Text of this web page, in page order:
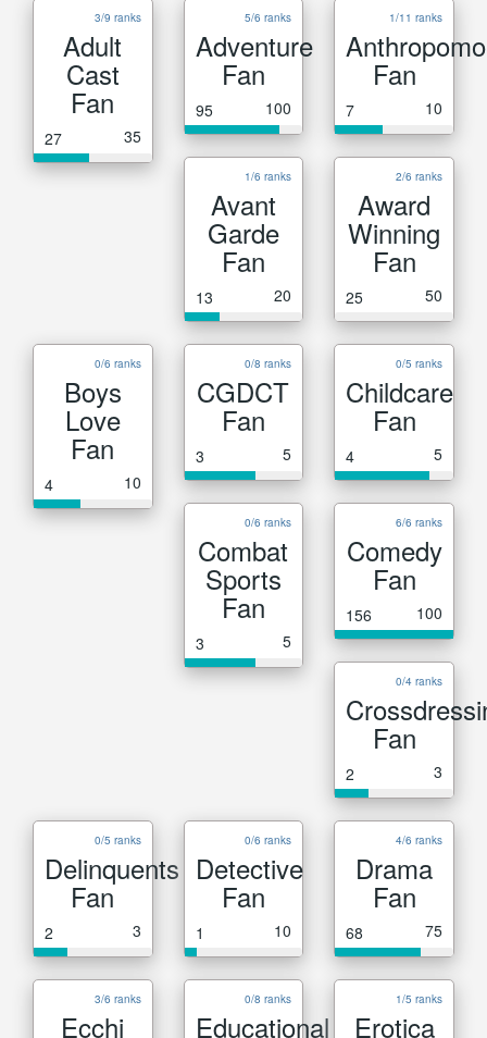
3/9 ranks
Adult
Cast
Fan
27 35
5/6 ranks
Adventure
Fan
95 100
1/11 ranks
Fan
7 10
1/6 ranks
Avant
Garde
Fan
13 20
2/6 ranks
Award
Winning
Fan
25 50
0/6 ranks
Boys
Love
Fan
4 10
0/8 ranks
CGDCT
Fan
3 5
0/5 ranks
Childcare
Fan
4 5
0/6 ranks
Combat
Sports
Fan
3 5
6/6 ranks
Comedy
Fan
156 100
0/4 ranks
Fan
2 3
0/5 ranks
Delinquents
Fan
2 3
0/6 ranks
Detective
Fan
1 10
4/6 ranks
Drama
Fan
68 75
3/6 ranks
Ecchi
0/8 ranks
Educational
1/5 ranks
Erotica